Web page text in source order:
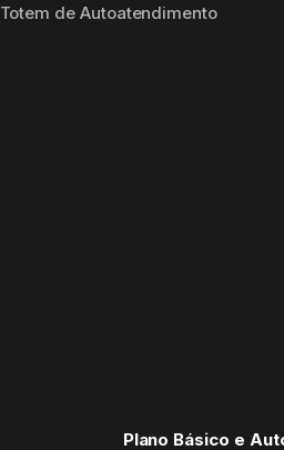
Totem de Autoatendimento
Plano Básico e